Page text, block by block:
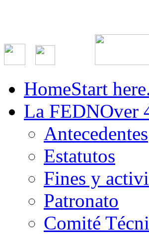
HomeStart
La FEDNOver
Antecedentes
Estatutos
Fines y
Patronato
Comité